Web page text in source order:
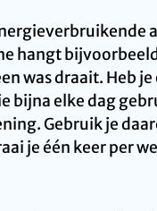
hangt
was draait. Heb je
bijna elke dag
Gebruik je
je één keer per